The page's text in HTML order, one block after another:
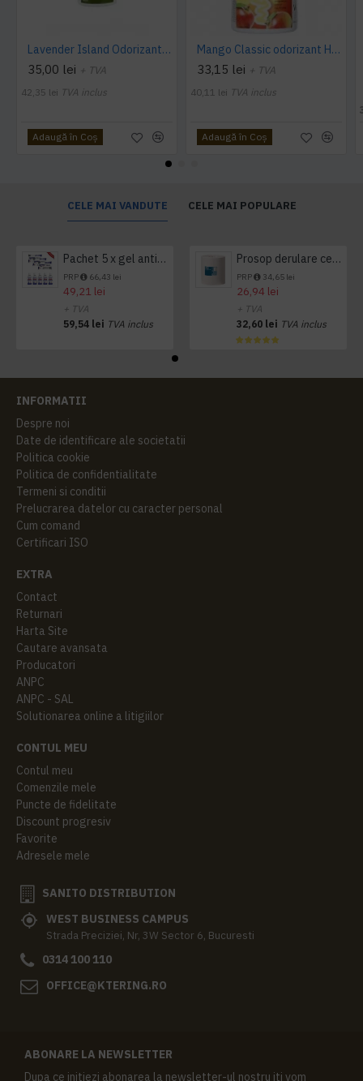
Lavender Island Odorizant Maxi 243ml Hygiene4You
35,00 lei + TVA
42,35 lei TVA inclus
Adaugă în Coş
Mango Classic odorizant Hygiene 4 You
33,15 lei + TVA
40,11 lei TVA inclus
Adaugă în Coş
CELE MAI VANDUTE CELE MAI POPULARE
Pachet 5 x gel antibacterian 50ml si 3 x Servetele antibacteriene 48 buc Hygienium
PRP 66,43 lei
49,21 lei
+ TVA
59,54 lei TVA inclus
Prosop derulare centrala 1 pliu, 300 m Tork
PRP 34,65 lei
26,94 lei
+ TVA
32,60 lei TVA inclus
INFORMATII
Despre noi
Date de identificare ale societatii
Politica cookie
Politica de confidentialitate
Termeni si conditii
Prelucrarea datelor cu caracter personal
Cum comand
Certificari ISO
EXTRA
Contact
Returnari
Harta Site
Cautare avansata
Producatori
ANPC
ANPC - SAL
Solutionarea online a litigiilor
CONTUL MEU
Contul meu
Comenzile mele
Puncte de fidelitate
Discount progresiv
Favorite
Adresele mele
SANITO DISTRIBUTION
WEST BUSINESS CAMPUS
Strada Preciziei, Nr, 3W Sector 6, Bucuresti
0314 100 110
OFFICE@KTERING.RO
ABONARE LA NEWSLETTER
Dupa ce initiezi abonarea la newsletter-ul nostru iti vom